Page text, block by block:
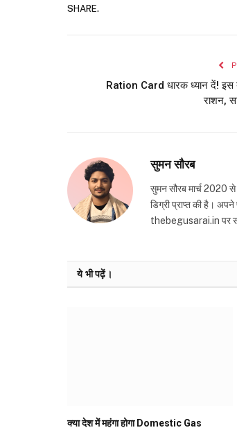
SHARE.
Ration Card धारक ध्यान दें! इस
राशन,
सुमन सौरब
सुमन सौरब मार्च 2020
डिग्री प्राप्त की है।
thebegusarai.in पर
ये भी पढ़ें।
क्या देश में महंगा होगा Domestic Gas